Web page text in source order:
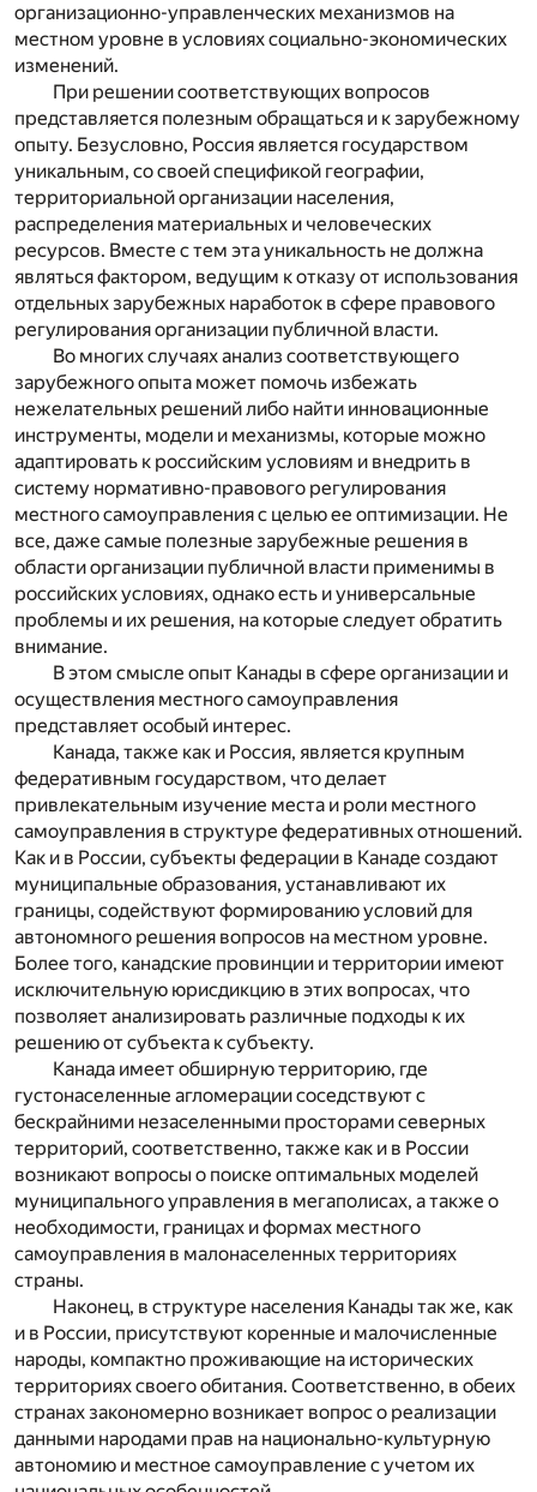
организационно-управленческих механизмов на
местном уровне в условиях социально-экономических
изменений.
При решении соответствующих вопросов
представляется полезным обращаться и к зарубежному
опыту. Безусловно, Россия является государством
уникальным, со своей спецификой географии,
территориальной организации населения,
распределения материальных и человеческих
ресурсов. Вместе с тем эта уникальность не должна
являться фактором, ведущим к отказу от использования
отдельных зарубежных наработок в сфере правового
регулирования организации публичной власти.
Во многих случаях анализ соответствующего
зарубежного опыта может помочь избежать
нежелательных решений либо найти инновационные
инструменты, модели и механизмы, которые можно
адаптировать к российским условиям и внедрить в
систему нормативно-правового регулирования
местного самоуправления с целью ее оптимизации. Не
все, даже самые полезные зарубежные решения в
области организации публичной власти применимы в
российских условиях, однако есть и универсальные
проблемы и их решения, на которые следует обратить
внимание.
В этом смысле опыт Канады в сфере организации и
осуществления местного самоуправления
представляет особый интерес.
Канада, также как и Россия, является крупным
федеративным государством, что делает
привлекательным изучение места и роли местного
самоуправления в структуре федеративных отношений.
Как и в России, субъекты федерации в Канаде создают
муниципальные образования, устанавливают их
границы, содействуют формированию условий для
автономного решения вопросов на местном уровне.
Более того, канадские провинции и территории имеют
исключительную юрисдикцию в этих вопросах, что
позволяет анализировать различные подходы к их
решению от субъекта к субъекту.
Канада имеет обширную территорию, где
густонаселенные агломерации соседствуют с
бескрайними незаселенными просторами северных
территорий, соответственно, также как и в России
возникают вопросы о поиске оптимальных моделей
муниципального управления в мегаполисах, а также о
необходимости, границах и формах местного
самоуправления в малонаселенных территориях
страны.
Наконец, в структуре населения Канады так же, как
и в России, присутствуют коренные и малочисленные
народы, компактно проживающие на исторических
территориях своего обитания. Соответственно, в обеих
странах закономерно возникает вопрос о реализации
данными народами прав на национально-культурную
автономию и местное самоуправление с учетом их